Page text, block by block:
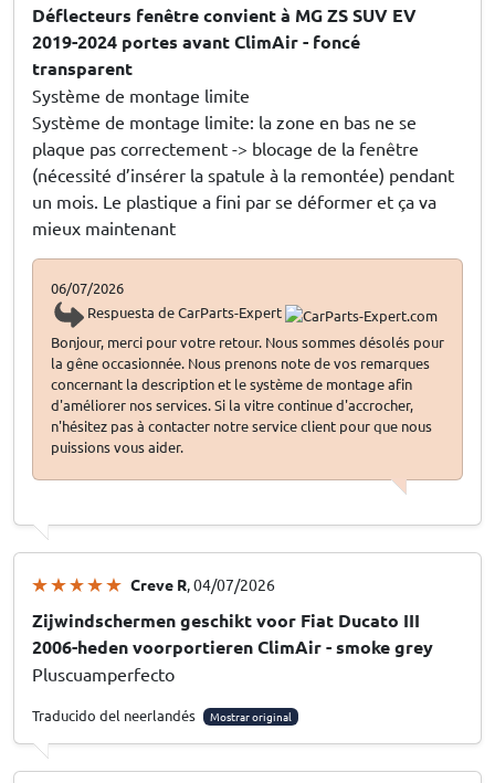
Déflecteurs fenêtre convient à MG ZS SUV EV
2019-2024 portes avant ClimAir - foncé
transparent
Système de montage limite
Système de montage limite: la zone en bas ne se
plaque pas correctement -> blocage de la fenêtre
(nécessité d’insérer la spatule à la remontée) pendant
un mois. Le plastique a fini par se déformer et ça va
mieux maintenant
06/07/2026
Respuesta de CarParts-Expert
Bonjour, merci pour votre retour. Nous sommes désolés pour
la gêne occasionnée. Nous prenons note de vos remarques
concernant la description et le système de montage afin
d'améliorer nos services. Si la vitre continue d'accrocher,
n'hésitez pas à contacter notre service client pour que nous
puissions vous aider.
Creve R, 04/07/2026
Zijwindschermen geschikt voor Fiat Ducato III
2006-heden voorportieren ClimAir - smoke grey
Pluscuamperfecto
Traducido del neerlandés Mostrar original